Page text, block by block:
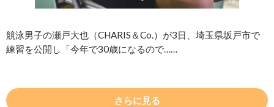
競泳男子の瀬戸大也（CHARIS＆Co.）が3日、埼玉県坂戸市で
練習を公開し「今年で30歳になるので……
さらに見る